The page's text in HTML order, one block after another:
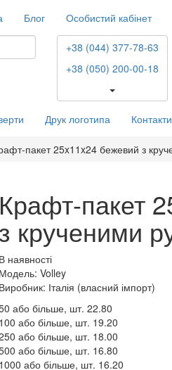
Блог Особистий кабінет
+38 (044) 377-78-63
+38 (050) 200-00-18
Друк логотипа Контакти
пакет 25x11x24 бежевий з
Крафт-пакет
з крученими
В наявності
Модель: Volley
Виробник: Італія (власний імпорт)
або більше, шт. 22.80
100 або більше, шт. 19.20
або більше, шт. 18.00
або більше, шт. 16.80
1000 або більше, шт. 16.20